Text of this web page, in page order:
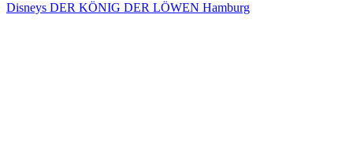
Disneys DER KÖNIG DER LÖWEN Hamburg